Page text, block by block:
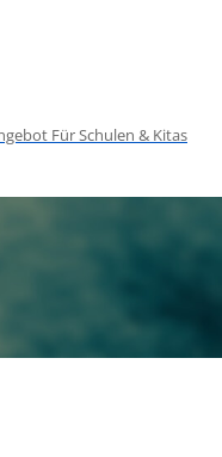
Für Schulen & Kitas